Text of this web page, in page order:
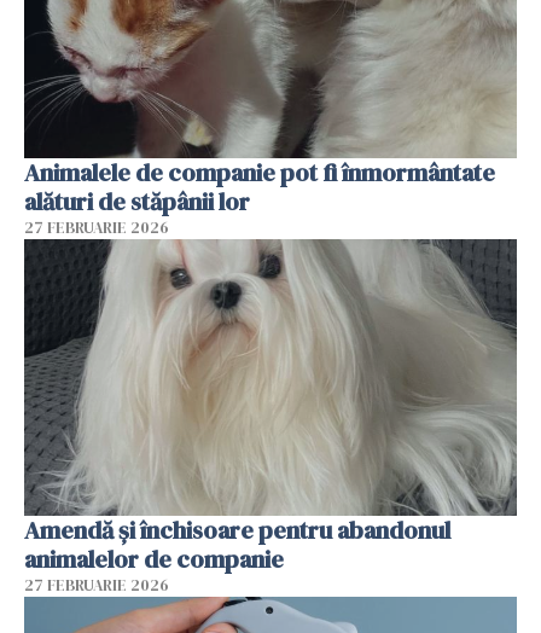
Animalele de companie pot fi înmormântate
alături de stăpânii lor
27 FEBRUARIE 2026
Amendă și închisoare pentru abandonul
animalelor de companie
27 FEBRUARIE 2026